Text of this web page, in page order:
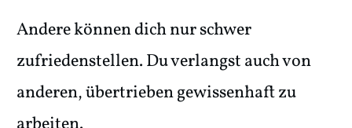
Andere können dich nur schwer
zufriedenstellen. Du verlangst auch von
anderen, übertrieben gewissenhaft zu